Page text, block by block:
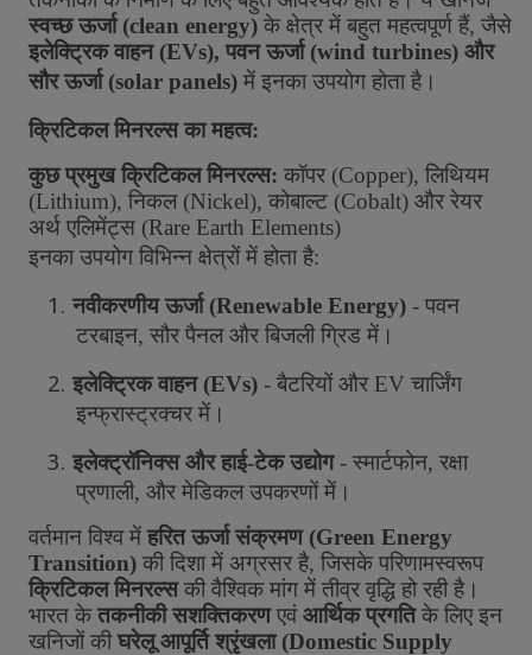
स्वच्छ ऊर्जा(clean energy) के क्षेत्र में बहुत महत्वपूर्ण हैं, जैसे
इलेक्ट्रिक वाहन(EVs), पवन ऊर्जा(wind turbines) और
सौर ऊर्जा(solar panels) में इनका उपयोग होता है।
क्रिटिकल मिनरल्स का महत्व:
कुछ प्रमुख क्रिटिकल मिनरल्स: कॉपर(Copper), लिथियम
(Lithium), निकल(Nickel), कोबाल्ट (Cobalt) और रेयर
अर्थ एलिमेंट्स (Rare Earth Elements)
इनका उपयोग विभिन्न क्षेत्रों में होता है:
1. नवीकरणीय ऊर्जा(Renewable Energy) - पवन
टरबाइन, सौर पैनल और बिजली ग्रिड में।
2. इलेक्ट्रिक वाहन(EVs) - बैटरियों और EV चार्जिंग
इन्फ्रास्ट्रक्चर में।
3. इलेक्ट्रॉनिक्स और हाई-टेक उद्योग- स्मार्टफोन, रक्षा
प्रणाली, और मेडिकल उपकरणों में।
वर्तमान विश्व में हरित ऊर्जा संक्रमण(Green Energy
Transition) की दिशा में अग्रसर है, जिसके परिणामस्वरूप
क्रिटिकल मिनरल्स की वैश्विक मांग में तीव्र वृद्धि हो रही है।
भारत के तकनीकी सशक्तिकरण एवं आर्थिक प्रगति के लिए इन
खनिजों की घरेलू आपूर्ति श्रृंखला(Domestic Supply